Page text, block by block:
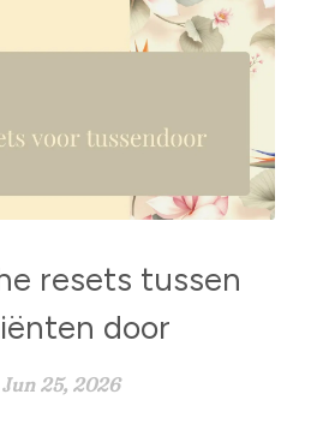
resets tussen
door
Jun 25, 2026